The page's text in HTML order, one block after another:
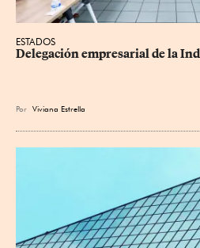
ESTADOS
Delegación empresarial de la
Por Viviana Estrella